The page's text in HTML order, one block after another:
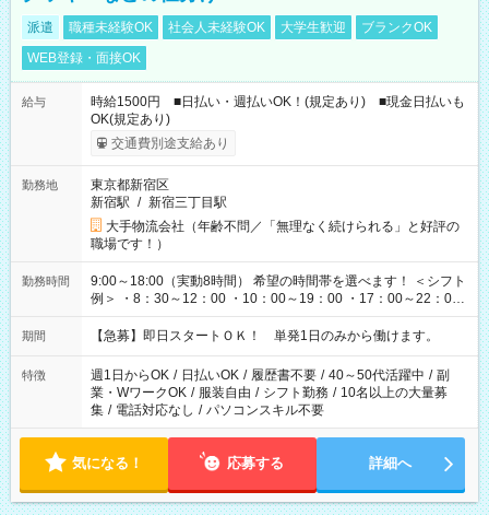
派遣 職種未経験OK 社会人未経験OK 大学生歓迎
ブランクOK
WEB登録・面接OK
給与
時給1500円 ■日払い・週払いOK！(規定あり) ■現金日払いも
OK(規定あり)
交通費別途支給あり
勤務地
東京都新宿区
新宿駅 / 新宿三丁目駅
大手物流会社（年齢不問／「無理なく続けられる」と好評の
職場です！）
勤務時間
9:00～18:00（実動8時間） 希望の時間帯を選べます！ ＜シフト
例＞ ・8：30～12：00 ・10：00～19：00 ・17：00～22：00
・13：00～22：00 ・22：00～翌6：00 など
期間 【急募】即日スタートＯＫ！ 単発1日のみから働けます。
特徴 週1日からOK / 日払いOK / 履歴書不要 / 40～50代活躍中 / 副
業・WワークOK / 服装自由 / シフト勤務 / 10名以上の大量募
集 / 電話対応なし / パソコンスキル不要
気になる！ 応募する 詳細へ